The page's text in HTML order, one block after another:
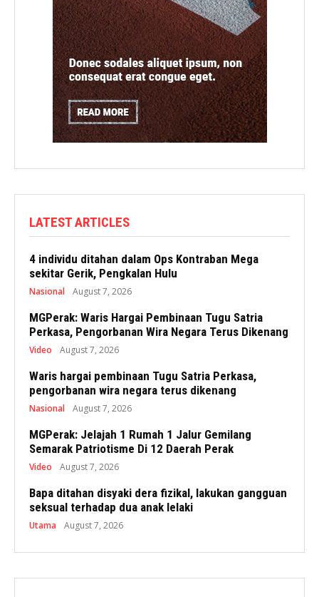
LATEST ARTICLES
4 individu ditahan dalam Ops Kontraban Mega
sekitar Gerik, Pengkalan Hulu
Nasional August 7, 2026
MGPerak: Waris Hargai Pembinaan Tugu Satria
Perkasa, Pengorbanan Wira Negara Terus Dikenang
Video August 7, 2026
Waris hargai pembinaan Tugu Satria Perkasa,
pengorbanan wira negara terus dikenang
Nasional August 7, 2026
MGPerak: Jelajah 1 Rumah 1 Jalur Gemilang
Semarak Patriotisme Di 12 Daerah Perak
Video August 7, 2026
Bapa ditahan disyaki dera fizikal, lakukan gangguan
seksual terhadap dua anak lelaki
Utama August 7, 2026